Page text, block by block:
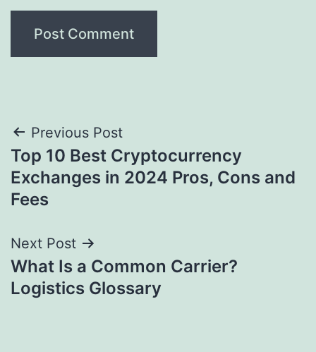
Post
navigation
Previous Post
Top 10 Best Cryptocurrency
Exchanges in 2024 Pros, Cons and
Fees
Next Post
What Is a Common Carrier?
Logistics Glossary